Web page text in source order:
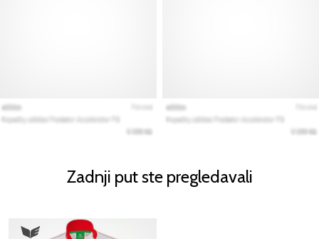
Zadnji put ste pregledavali